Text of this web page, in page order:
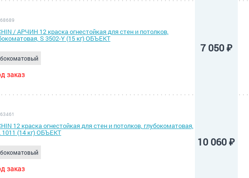
/ АРЧИН 12 краска огнестойкая для стен и потолков,
S 3502-Y (15 кг) ОБЪЕКТ
заказ
7 050 ₽
12 краска огнестойкая для стен и потолков, глубокоматовая,
1011 (14 кг) ОБЪЕКТ
заказ
10 060 ₽